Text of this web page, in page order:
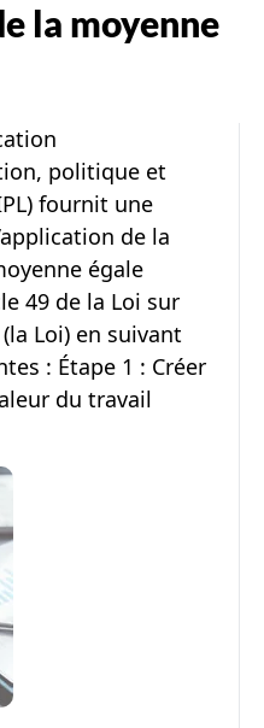
la moyenne
politique et
fournit une
de la
égale
49 de la Loi sur
Loi) en suivant
: Étape 1 : Créer
du travail